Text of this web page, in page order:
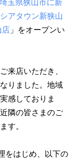
玉県狭山市に新
アタウン新狭山
店 」をオープンい
来店いただき、
りました。地域
感しておりま
隣の皆さまのご
す。
をはじめ、以下の